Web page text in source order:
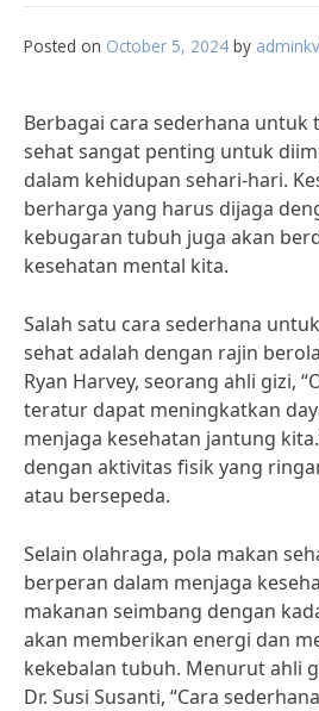
Posted on October 5, 2024 by
Berbagai cara sederhana untuk
sehat sangat penting untuk
dalam kehidupan sehari-hari.
berharga yang harus dijaga
kebugaran tubuh juga akan
kesehatan mental kita.
Salah satu cara sederhana
sehat adalah dengan rajin
Ryan Harvey, seorang ahli gizi,
teratur dapat meningkatkan
menjaga kesehatan jantung
dengan aktivitas fisik yang
atau bersepeda.
Selain olahraga, pola makan
berperan dalam menjaga
makanan seimbang dengan
akan memberikan energi dan
kekebalan tubuh. Menurut ahli
Dr. Susi Susanti, “Cara